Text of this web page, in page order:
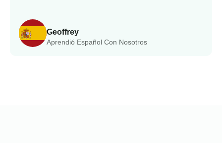
Geoffrey
Aprendió Español Con Nosotros